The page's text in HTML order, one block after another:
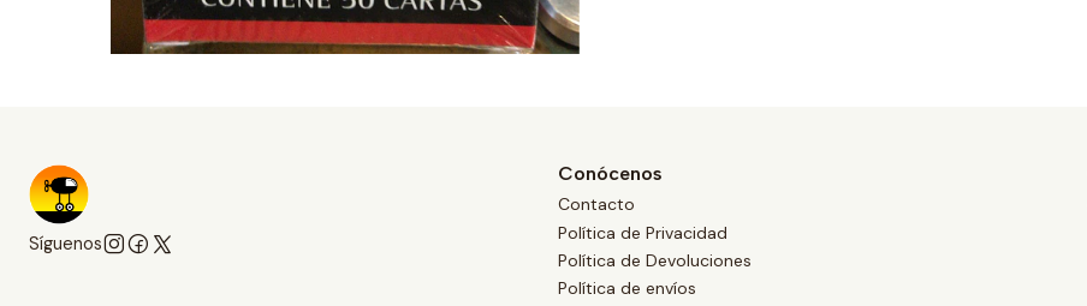
Síguenos
Conócenos
Contacto
Política de Privacidad
Política de Devoluciones
Política de envíos